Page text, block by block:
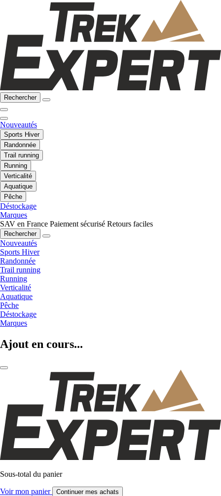
Rechercher
Nouveautés
Sports Hiver
Randonnée
Trail running
Running
Verticalité
Aquatique
Pêche
Déstockage
Marques
SAV en France Paiement sécurisé Retours faciles
Rechercher
Nouveautés
Sports Hiver
Randonnée
Trail running
Running
Verticalité
Aquatique
Pêche
Déstockage
Marques
Ajout en cours...
Sous-total du panier
Voir mon panier Continuer mes achats